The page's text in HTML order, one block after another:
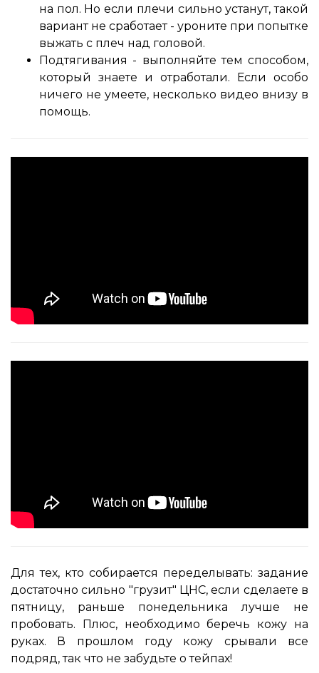
на пол. Но если плечи сильно устанут, такой
вариант не сработает - уроните при попытке
выжать с плеч над головой.
Подтягивания - выполняйте тем способом,
который знаете и отработали. Если особо
ничего не умеете, несколько видео внизу в
помощь.
Для тех, кто собирается переделывать: задание
достаточно сильно "грузит" ЦНС, если сделаете в
пятницу, раньше понедельника лучше не
пробовать. Плюс, необходимо беречь кожу на
руках. В прошлом году кожу срывали все
подряд, так что не забудьте о тейпах!